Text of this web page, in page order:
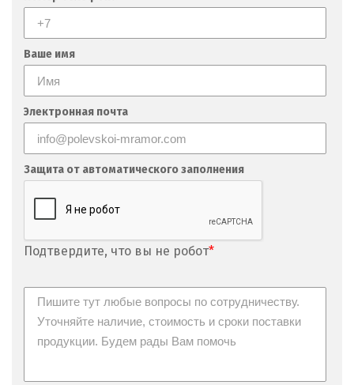
Ваше имя
Электронная почта
Защита от автоматического заполнения
Подтвердите, что вы не робот*